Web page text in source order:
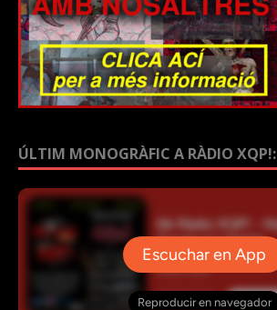
ÚLTIM MONOGRÀFIC A RÀDIO XQP!: